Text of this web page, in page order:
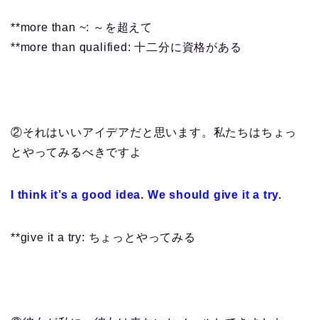
**more than ~: ～を超えて
**more than qualified: 十二分に資格がある
②それはいいアイデアだと思います。私たちはちょっ
とやってみるべきですよ
I think it’s a good idea. We should give it a try.
**give it a try: ちょっとやってみる